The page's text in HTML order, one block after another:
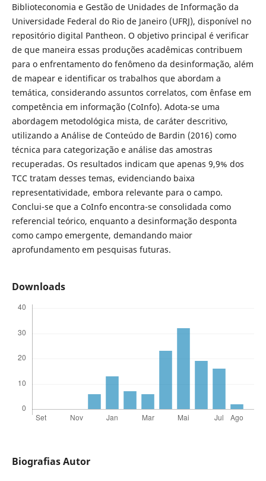
Biblioteconomia e Gestão de Unidades de Informação da
Universidade Federal do Rio de Janeiro (UFRJ), disponível no
repositório digital Pantheon. O objetivo principal é verificar
de que maneira essas produções acadêmicas contribuem
para o enfrentamento do fenômeno da desinformação, além
de mapear e identificar os trabalhos que abordam a
temática, considerando assuntos correlatos, com ênfase em
competência em informação (CoInfo). Adota-se uma
abordagem metodológica mista, de caráter descritivo,
utilizando a Análise de Conteúdo de Bardin (2016) como
técnica para categorização e análise das amostras
recuperadas. Os resultados indicam que apenas 9,9% dos
TCC tratam desses temas, evidenciando baixa
representatividade, embora relevante para o campo.
Conclui-se que a CoInfo encontra-se consolidada como
referencial teórico, enquanto a desinformação desponta
como campo emergente, demandando maior
aprofundamento em pesquisas futuras.
Downloads
Biografias Autor